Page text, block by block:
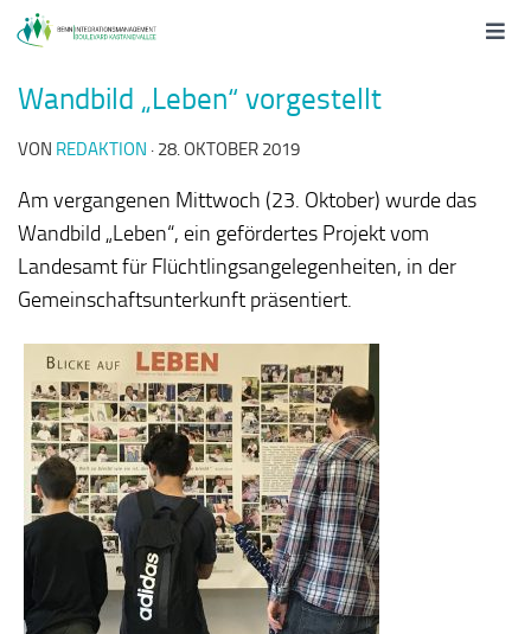
Wandbild „Leben“ vorgestellt
VON REDAKTION · 28. OKTOBER 2019
Am vergangenen Mittwoch (23. Oktober) wurde das
Wandbild „Leben“, ein gefördertes Projekt vom
Landesamt für Flüchtlingsangelegenheiten, in der
Gemeinschaftsunterkunft präsentiert.